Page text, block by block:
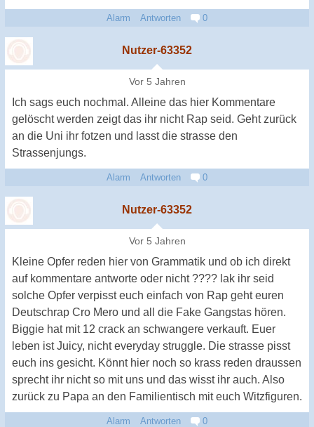
Alarm Antworten 0
Nutzer-63352
Vor 5 Jahren
Ich sags euch nochmal. Alleine das hier Kommentare
gelöscht werden zeigt das ihr nicht Rap seid. Geht zurück
an die Uni ihr fotzen und lasst die strasse den
Strassenjungs.
Alarm Antworten 0
Nutzer-63352
Vor 5 Jahren
Kleine Opfer reden hier von Grammatik und ob ich direkt
auf kommentare antworte oder nicht ???? lak ihr seid
solche Opfer verpisst euch einfach von Rap geht euren
Deutschrap Cro Mero und all die Fake Gangstas hören.
Biggie hat mit 12 crack an schwangere verkauft. Euer
leben ist Juicy, nicht everyday struggle. Die strasse pisst
euch ins gesicht. Könnt hier noch so krass reden draussen
sprecht ihr nicht so mit uns und das wisst ihr auch. Also
zurück zu Papa an den Familientisch mit euch Witzfiguren.
Alarm Antworten 0